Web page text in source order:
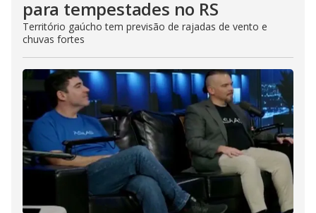
para tempestades no RS
Território gaúcho tem previsão de rajadas de vento e
chuvas fortes